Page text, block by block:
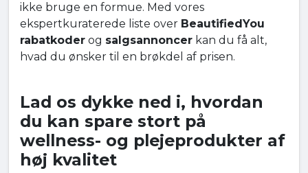
ikke bruge en formue. Med vores
ekspertkuraterede liste over BeautifiedYou
rabatkoder og salgsannoncer kan du få alt,
hvad du ønsker til en brøkdel af prisen.
Lad os dykke ned i, hvordan
du kan spare stort på
wellness- og plejeprodukter af
høj kvalitet